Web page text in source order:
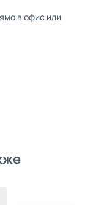
в офис или